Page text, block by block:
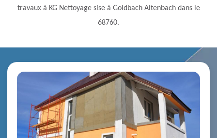
travaux à KG Nettoyage sise à Goldbach Altenbach dans le
68760.